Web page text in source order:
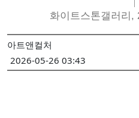
6인의 그룹전 《뉴홉》 개최
성서 개인전 《Frozenism:
우창훈 개인전 《형상과 중첩
화이트스톤갤러리,
아트앤컬처
2026-05-26 03:43